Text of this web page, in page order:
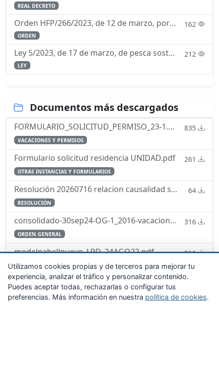
REAL DECRETO
Orden HFP/266/2023, de 12 de marzo, por la que se determina la composición y funcionamiento de la Comisión Permanente de Selección. 162
ORDEN
Ley 5/2023, de 17 de marzo, de pesca sostenible e investigación pesquera. 212
LEY
Documentos más descargados
FORMULARIO_SOLICITUD_PERMISO_23-1.pdf 835
VACACIONES Y PERMISOS
Formulario solicitud residencia UNIDAD.pdf 261
OTRAS INSTANCIAS Y FORMULARIOS
Resolución 20260716 relacion causalidad servicio enfermedad 64
RESOLUCIÓN
consolidado-30sep24-OG-1_2016-vacaciones-permisos-licencias.pdf 316
ORDEN GENERAL
modelpabellnuevo_LPD_24AGO22.pdf 311
PABELLONES
Utilizamos cookies propias y de terceros para mejorar tu
experiencia, analizar el tráfico y personalizar contenido.
Puedes aceptar todas, rechazarlas o configurar tus
preferencias. Más información en nuestra política de cookies.